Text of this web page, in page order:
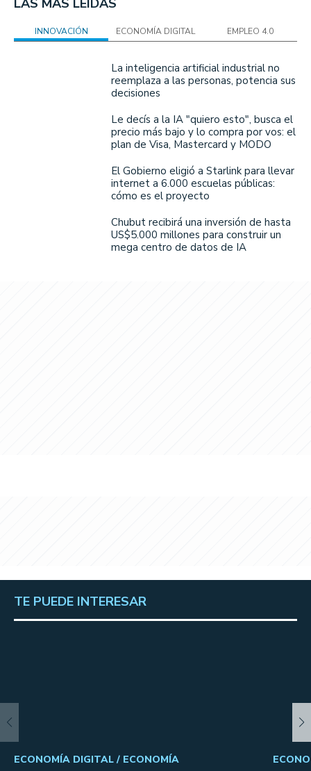
LAS MÁS LEÍDAS
INNOVACIÓN ECONOMÍA DIGITAL EMPLEO 4.0
La inteligencia artificial industrial no
reemplaza a las personas, potencia sus
decisiones
Le decís a la IA "quiero esto", busca el
precio más bajo y lo compra por vos: el
plan de Visa, Mastercard y MODO
El Gobierno eligió a Starlink para llevar
internet a 6.000 escuelas públicas:
cómo es el proyecto
Chubut recibirá una inversión de hasta
US$5.000 millones para construir un
mega centro de datos de IA
TE PUEDE INTERESAR
ECONOMÍA DIGITAL / ECONOMÍA